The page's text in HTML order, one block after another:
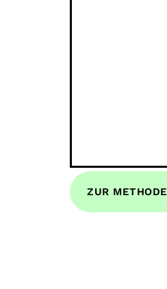
ZUR METHODE